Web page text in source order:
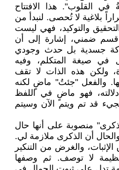
القلوب". هذا الافتتاح
بلاغية لا تُحصى. لنبدأ من
والتوكيد، فهي ليست
قسم ضمني، إشارة إلى أن
جسدية بل حدث وجودي
في صيغة المتكلم، وفيه
ولكن هذه الذات لا تقف
والفعل "جئتُ" ماضٍ لكنه
فهو ماضٍ في اللفظ
قد تم ويتم الآن وسيتم
منصوبة على أنها حال
أن الذكرى ملازمة لي.
والغرض من التنكير
لا توصف. ثم وصفها